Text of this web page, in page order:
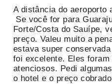
A distância do aeroporto
Se você for para
Forte/Costa do Sauípe,
preço. Valeu muito a
estava super
foi excelente. Eles foram
atenciosos. Pedi
o hotel e o preço